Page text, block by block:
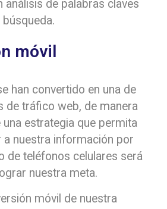
análisis de palabras claves
móvil
han convertido en una de
de tráfico web, de manera
una estrategia que permita
a nuestra información por
de teléfonos celulares será
nuestra meta.
móvil de nuestra